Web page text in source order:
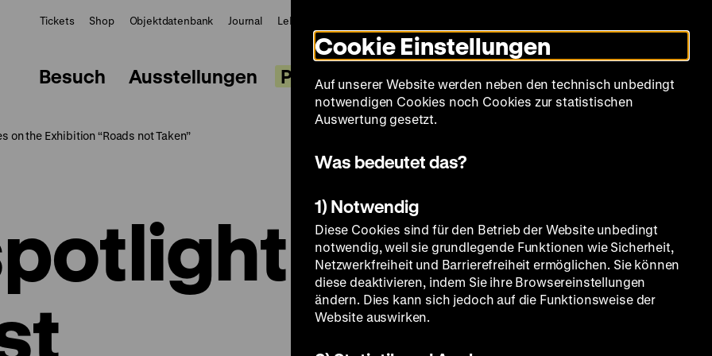
Tickets Shop Objektdatenbank Journal LeMO
Modus
umschalten
zum
Deutschen
Historischen
in
Deutscher
zum
Deutschen
Historischen
in
Leichter
Besuch Ausstellungen Programm Sammlung Bildung Museum
the Exhibition “Roads not Taken”
Cookie Einstellungen
Auf unserer Website werden neben den technisch unbedingt
notwendigen Cookies noch Cookies zur statistischen
Auswertung gesetzt.
Was bedeutet das?
1) Notwendig
Diese Cookies sind für den Betrieb der Website unbedingt
notwendig, weil sie grundlegende Funktionen wie Sicherheit,
Netzwerkfreiheit und Barrierefreiheit ermöglichen. Sie können
diese deaktivieren, indem Sie ihre Browsereinstellungen
ändern. Dies kann sich jedoch auf die Funktionsweise der
Website auswirken.